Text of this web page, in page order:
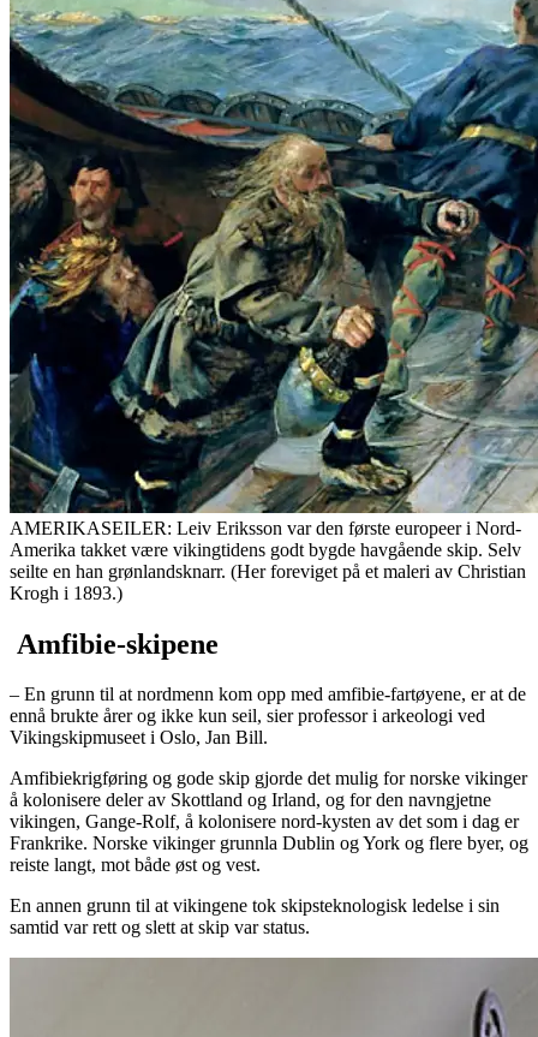
AMERIKASEILER: Leiv Eriksson var den første europeer i Nord-
Amerika takket være vikingtidens godt bygde havgående skip. Selv
seilte en han grønlandsknarr. (Her foreviget på et maleri av Christian
Krogh i 1893.)
Amfibie-skipene
– En grunn til at nordmenn kom opp med amfibie-fartøyene, er at de
ennå brukte årer og ikke kun seil, sier professor i arkeologi ved
Vikingskipmuseet i Oslo, Jan Bill.
Amfibiekrigføring og gode skip gjorde det mulig for norske vikinger
å kolonisere deler av Skottland og Irland, og for den navngjetne
vikingen, Gange-Rolf, å kolonisere nord-kysten av det som i dag er
Frankrike. Norske vikinger grunnla Dublin og York og flere byer, og
reiste langt, mot både øst og vest.
En annen grunn til at vikingene tok skipsteknologisk ledelse i sin
samtid var rett og slett at skip var status.